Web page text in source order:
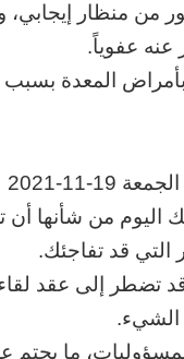
من منظار
عنه عفوياً.
المعدة بسبب
11-2021
اليوم من شأنها
التي قد تفاجئك.
تضطر إلى عقد
الشيء.
ما يحتم